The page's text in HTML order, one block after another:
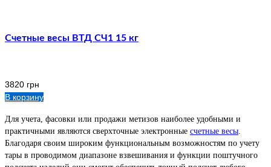
Счетные весы ВТД СЧ1 15 кг
3820 грн
В корзину
Для учета, фасовки или продажи метизов наиболее удобными и
практичными являются сверхточные электронные счетные весы.
Благодаря своим широким функциональным возможностям по учету
тары в проводимом диапазоне взвешивания и функции поштучного